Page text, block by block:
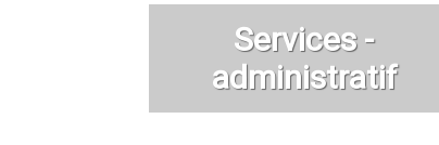
Services -
administratif